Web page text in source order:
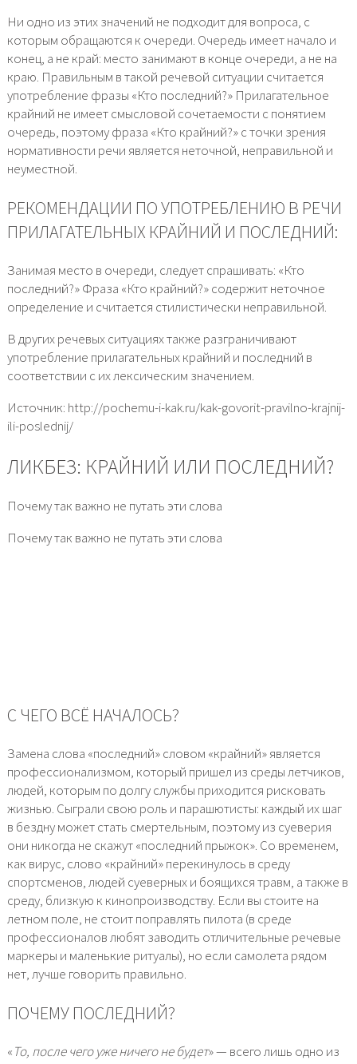
Ни одно из этих значений не подходит для вопроса, с
которым обращаются к очереди. Очередь имеет начало и
конец, а не край: место занимают в конце очереди, а не на
краю. Правильным в такой речевой ситуации считается
употребление фразы «Кто последний?» Прилагательное
крайний не имеет смысловой сочетаемости с понятием
очередь, поэтому фраза «Кто крайний?» с точки зрения
нормативности речи является неточной, неправильной и
неуместной.
РЕКОМЕНДАЦИИ ПО УПОТРЕБЛЕНИЮ В РЕЧИ
ПРИЛАГАТЕЛЬНЫХ КРАЙНИЙ И ПОСЛЕДНИЙ:
Занимая место в очереди, следует спрашивать: «Кто
последний?» Фраза «Кто крайний?» содержит неточное
определение и считается стилистически неправильной.
В других речевых ситуациях также разграничивают
употребление прилагательных крайний и последний в
соответствии с их лексическим значением.
Источник: http://pochemu-i-kak.ru/kak-govorit-pravilno-krajnij-
ili-poslednij/
ЛИКБЕЗ: КРАЙНИЙ ИЛИ ПОСЛЕДНИЙ?
Почему так важно не путать эти слова
Почему так важно не путать эти слова
С ЧЕГО ВСЁ НАЧАЛОСЬ?
Замена слова «последний» словом «крайний» является
профессионализмом, который пришел из среды летчиков,
людей, которым по долгу службы приходится рисковать
жизнью. Сыграли свою роль и парашютисты: каждый их шаг
в бездну может стать смертельным, поэтому из суеверия
они никогда не скажут «последний прыжок». Со временем,
как вирус, слово «крайний» перекинулось в среду
спортсменов, людей суеверных и боящихся травм, а также в
среду, близкую к кинопроизводству. Если вы стоите на
летном поле, не стоит поправлять пилота (в среде
профессионалов любят заводить отличительные речевые
маркеры и маленькие ритуалы), но если самолета рядом
нет, лучше говорить правильно.
ПОЧЕМУ ПОСЛЕДНИЙ?
«То, после чего уже ничего не будет» — всего лишь одно из